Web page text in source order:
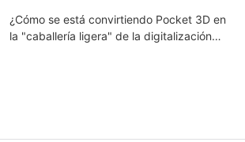
¿Cómo se está convirtiendo Pocket 3D en
la "caballería ligera" de la digitalización